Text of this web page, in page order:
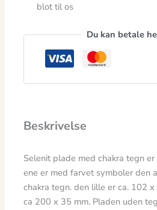
blot til os
Du kan betale
Beskrivelse
Selenit plade med chakra tegn
ene er med farvet symboler den
chakra tegn. den lille er ca. 102
ca 200 x 35 mm. Pladen uden